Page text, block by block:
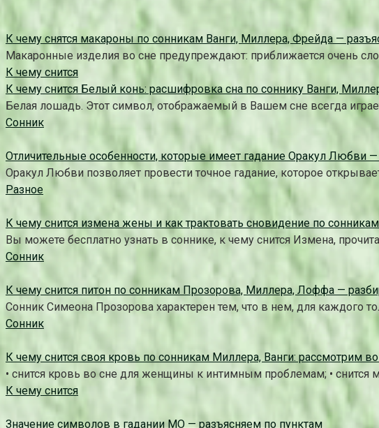
К чему снятся макароны по сонникам Ванги, Миллера, Фрейда —
Макаронные изделия во сне предупреждают: приближается очень
К чему снится
К чему снится Белый конь: расшифровка сна по соннику Ванги,
Белая лошадь. Этот символ, отображаемый в Вашем сне всегда
Сонник
Отличительные особенности, которые имеет гадание Оракул Любви
Оракул Любви позволяет провести точное гадание, которое
Разное
К чему снится измена жены и как трактовать сновидение по
Вы можете бесплатно узнать в соннике, к чему снится Измена,
Сонник
К чему снится питон по сонникам Прозорова, Миллера, Лоффа —
Сонник Симеона Прозорова характерен тем, что в нем, для каждого
Сонник
К чему снится своя кровь по сонникам Миллера, Ванги: рассмотрим
• снится кровь во сне для женщины к интимным проблемам; • снится
К чему снится
Значение символов в гадании МО — разъясняем по пунктам